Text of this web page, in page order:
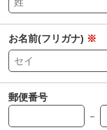
お名前(フリガナ) ※
郵便番号
－